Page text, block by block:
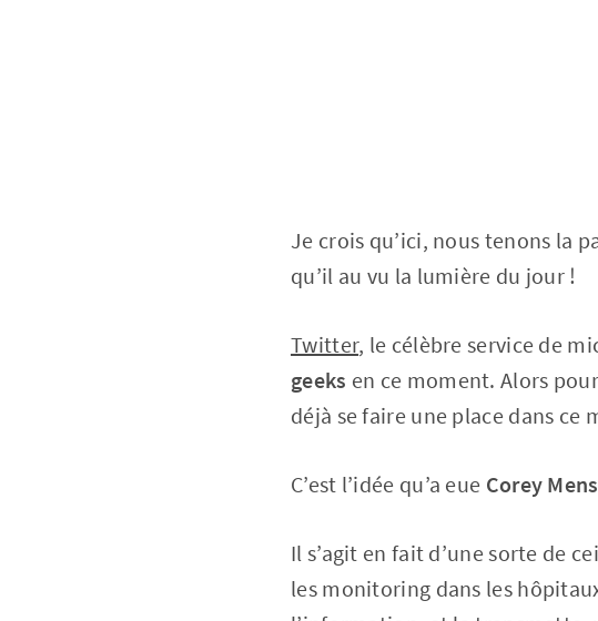
Je crois qu’ici, nous tenons la
qu’il au vu la lumière du jour !
Twitter, le célèbre service de
geeks en ce moment. Alors
déjà se faire une place dans ce
C’est l’idée qu’a eue Corey
Il s’agit en fait d’une sorte de
les monitoring dans les